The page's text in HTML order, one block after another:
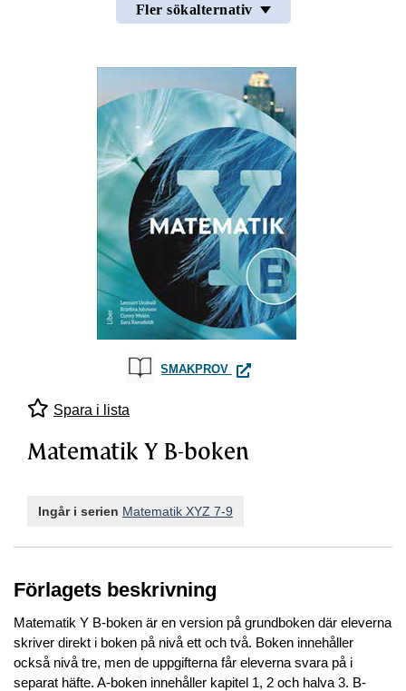
Fler sökalternativ
SMAKPROV MATEMATIK Y B-BOKEN
Spara i lista
Matematik Y B-boken
Ingår i serien Matematik XYZ 7-9
Förlagets beskrivning
Matematik Y B-boken är en version på grundboken där eleverna
skriver direkt i boken på nivå ett och två. Boken innehåller
också nivå tre, men de uppgifterna får eleverna svara på i
separat häfte. A-boken innehåller kapitel 1, 2 och halva 3. B-